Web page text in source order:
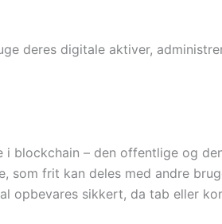
deres digitale aktiver,
blockchain – den offentlige og
frit kan deles med andre
opbevares sikkert, da tab eller